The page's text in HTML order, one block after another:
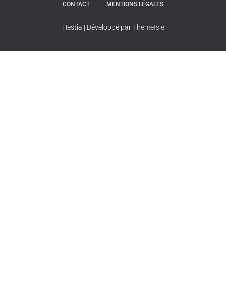
CONTACT MENTIONS LÉGALES
Hestia | Développé parThemeIsle